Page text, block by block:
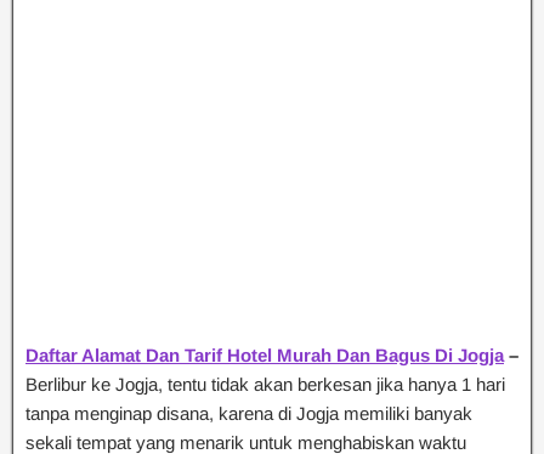
Daftar Alamat Dan Tarif Hotel Murah Dan Bagus Di Jogja –
Berlibur ke Jogja, tentu tidak akan berkesan jika hanya 1 hari
tanpa menginap disana, karena di Jogja memiliki banyak
sekali tempat yang menarik untuk menghabiskan waktu